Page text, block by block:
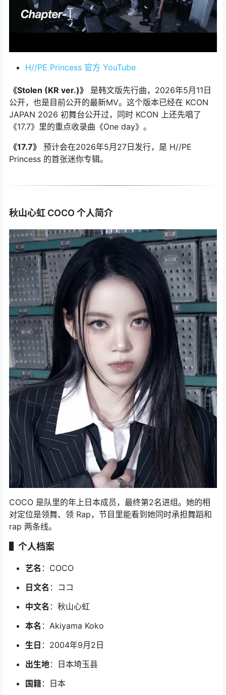
H//PE Princess 官方 YouTube
《Stolen (KR ver.)》
是韩文版先行曲，2026年5月11日
公开，也是目前公开的最新MV。这个版本已经在 KCON
JAPAN 2026 初舞台公开过，同时 KCON 上还先唱了
《17.7》里的重点收录曲《One day》。
《17.7》
预计会在2026年5月27日发行，是 H//PE
Princess 的首张迷你专辑。
秋山心虹 COCO 个人简介
COCO 是队里的年上日本成员，最终第2名进组。她的相
对定位是领舞、领 Rap，节目里能看到她同时承担舞蹈和
rap 两条线。
▌个人档案
艺名 ：COCO
日文名 ：ココ
中文名 ：秋山心虹
本名 ：Akiyama Koko
生日 ：2004年9月2日
出生地：日本埼玉县
国籍：日本